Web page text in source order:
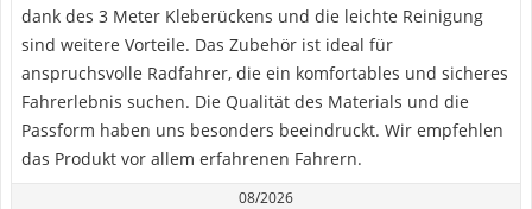
dank des 3 Meter Kleberückens und die leichte Reinigung
sind weitere Vorteile. Das Zubehör ist ideal für
anspruchsvolle Radfahrer, die ein komfortables und sicheres
Fahrerlebnis suchen. Die Qualität des Materials und die
Passform haben uns besonders beeindruckt. Wir empfehlen
das Produkt vor allem erfahrenen Fahrern.
08/2026